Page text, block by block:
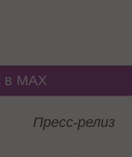
в MAX
Пресс-релиз